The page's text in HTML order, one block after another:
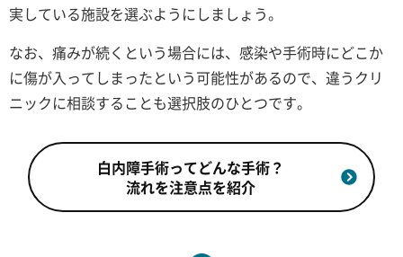
実している施設を選ぶようにしましょう。
なお、痛みが続くという場合には、感染や手術時にどこか
に傷が入ってしまったという可能性があるので、違うクリ
ニックに相談することも選択肢のひとつです。
白内障手術ってどんな手術？
流れを注意点を紹介